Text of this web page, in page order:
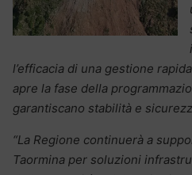
l’efficacia di una gestione
apre la fase della
garantiscano stabilità e
“La Regione continuerà a
Taormina per soluzioni